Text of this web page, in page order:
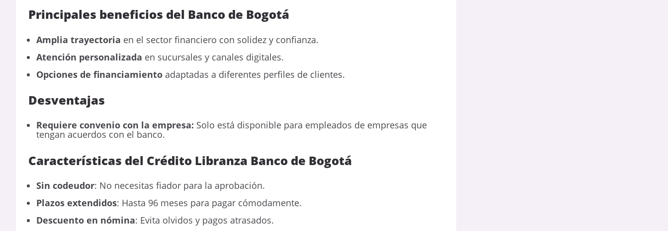
Principales beneficios del Banco de Bogotá
Amplia trayectoria en el sector financiero con solidez y confianza.
Atención personalizada en sucursales y canales digitales.
Opciones de financiamiento adaptadas a diferentes perfiles de clientes.
Desventajas
Requiere convenio con la empresa: Solo está disponible para empleados de empresas que
tengan acuerdos con el banco.
Características del Crédito Libranza Banco de Bogotá
Sin codeudor: No necesitas fiador para la aprobación.
Plazos extendidos: Hasta 96 meses para pagar cómodamente.
Descuento en nómina: Evita olvidos y pagos atrasados.